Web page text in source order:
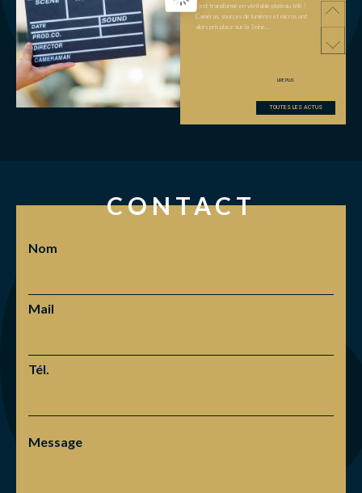
c'est transformé en véritable plateau télé !
Caméras, sources de lumières et micros ont
alors pris place sur la Seine...
LIRE PLUS
TOUTES LES ACTUS
CONTACT
Nom
Mail
Tél.
Message